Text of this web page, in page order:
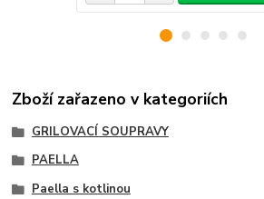
Zboží zařazeno v kategoriích
GRILOVACÍ SOUPRAVY
PAELLA
Paella s kotlinou